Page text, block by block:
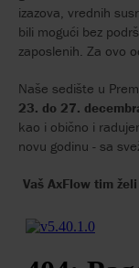
izazova, vrednih
bili mogući bez
zaposlenih. Za ovo
Naše sedište u
23. do 27.
kao i obično i
novu godinu - sa
Vaš AxFlow tim